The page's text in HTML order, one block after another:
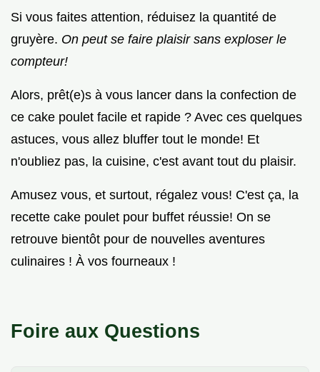
Si vous faites attention, réduisez la quantité de
gruyère. On peut se faire plaisir sans exploser le
compteur!
Alors, prêt(e)s à vous lancer dans la confection de
ce cake poulet facile et rapide ? Avec ces quelques
astuces, vous allez bluffer tout le monde! Et
n'oubliez pas, la cuisine, c'est avant tout du plaisir.
Amusez vous, et surtout, régalez vous! C'est ça, la
recette cake poulet pour buffet réussie! On se
retrouve bientôt pour de nouvelles aventures
culinaires ! À vos fourneaux !
Foire aux Questions